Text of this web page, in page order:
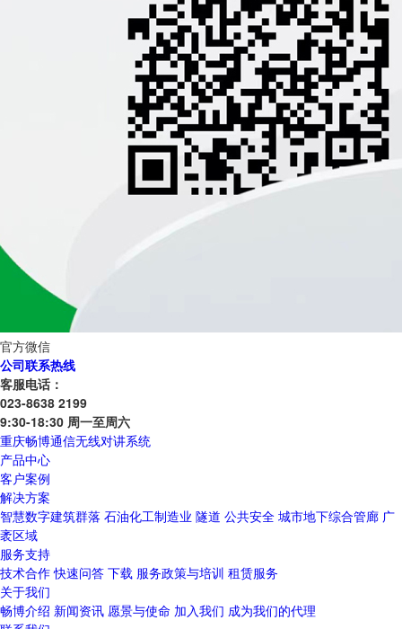
官方微信
公司联系热线
客服电话：
023-8638 2199
9:30-18:30 周一至周六
重庆畅博通信无线对讲系统
产品中心
客户案例
解决方案
智慧数字建筑群落 石油化工制造业 隧道 公共安全 城市地下综合管廊 广
袤区域
服务支持
技术合作 快速问答 下载 服务政策与培训 租赁服务
关于我们
畅博介绍 新闻资讯 愿景与使命 加入我们 成为我们的代理